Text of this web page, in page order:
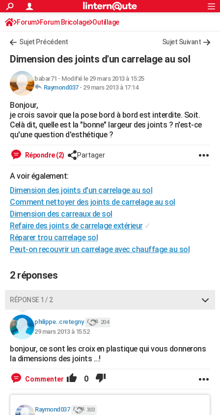
ACTUALITÉS
Politique
Société
Faits Divers
Education
Monde
Villes
+
FINANCE
Retraite
Impôts
Epargne
Immobilier
Risques naturels par ville
Banque
Assurance
Crédit
AUTO
Essais
Réserver un essai
Citadines
Berlines
SUV
Forum auto
+HIGH-TECH
Mobiles
Meilleur smartphone
Internet
Ordinateurs
Jeux vidéo
Guide high-tech
+BRICOLAGE
Forum
Aménagement intérieur
Extérieur
Cuisine
Salle de bains
Jardinage
Rangement
WEEK-END
LIFESTYLE
Art de vivre
Bien-être
Loisirs
Mode
Modes de vie
SANTE
Alimentation
Guide de la santé
Maladies
Médicaments
Sommeil
VOYAGE
Destinations
City break
Voyage nature
Voyage de noces
Forum
Climat
+PHOTO
GUIDES D'ACHAT
BONS PLANS
Dictionnaire
Biographies
Citations
Expressions
Proverbes
PROGRAMME TV
COPAINS D'AVANT
AVIS DE DÉCÈS
Bricolage
Lifestyle
Culture
Sport
Auto
Television
Voyage
Cinema
S'inscrire
Connexion
Forum Forum Bricolage Outillage
Sujet Précédent Sujet Suivant
Dimension des joints d'un carrelage au sol
babar71 - Modifié le 29 mars 2013 à 15:25
Raymond037- 29 mars 2013 à 17:14
Bonjour,
je crois savoir que la pose bord à bord est interdite. Soit.
Celà dit, quelle est la "bonne" largeur des joints ? n'est-ce
qu'une question d'esthétique ?
Répondre (2) Partager
A voir également:
Dimension des joints d'un carrelage au sol
Comment nettoyer des joints de carrelage au sol
Dimension des carreaux de sol
Refaire des joints de carrelage extérieur ✓
Réparer trou carrelage sol
Peut-on recouvrir un carrelage avec chauffage au sol
2 réponses
RÉPONSE 1 / 2
philippe..cretegny 204
29 mars 2013 à 15:52
bonjour, ce sont les croix en plastique qui vous donnerons
la dimensions des joints ...!
Commenter 0
Raymond037 303